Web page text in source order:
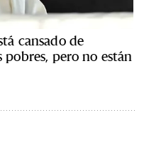
cansado de
pero no están